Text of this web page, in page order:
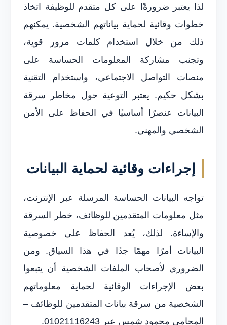
لذا يعتبر ضرورةًا على كل متقدم للوظيفة اتخاذ
خطوات وقائية لحماية بياناتهم الشخصية. يمكنهم
ذلك من خلال استخدام كلمات مرور قوية،
وتجنب مشاركة المعلومات الحساسة على
منصات التواصل الاجتماعي، واستخدام التقنية
بشكل حكيم. يعتبر التوعية حول مخاطر سرقة
البيانات عنصرًا أساسيًا في الحفاظ على الأمن
الشخصي والمهني.
إجراءات وقائية لحماية البيانات
تواجه البيانات الحساسة المرسلة عبر الإنترنت،
مثل معلومات المتقدمين للوظائف، خطر السرقة
والإساءة. لذلك، يُعد الحفاظ على خصوصية
البيانات أمرًا مهمًا جدًا في هذا السياق. ومن
الضروري لأصحاب الملفات الشخصية أن يتبعوا
بعض الإجراءات الوقائية لحماية معلوماتهم
الشخصية من سرقة بيانات المتقدمين للوظائف –
المحامي محمود شمس عبر 01021116243.